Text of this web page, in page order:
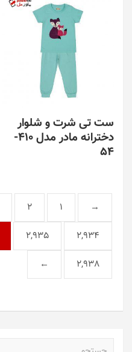
صفحه
محصول
انتخاب
ست تی شرت و شلوار
دخترانه مادر مدل 410-
54
→
1
2
2,934
2,935
2,938
←